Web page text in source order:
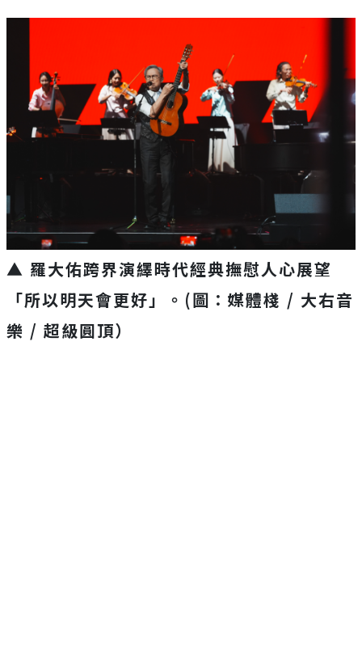
▲ 羅大佑跨界演繹時代經典撫慰人心展望
「所以明天會更好」。(圖：媒體棧 / 大右音
樂 / 超級圓頂）